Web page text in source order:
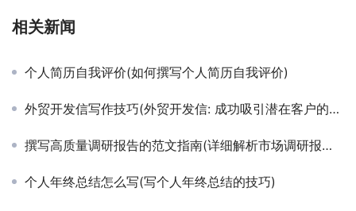
相关新闻
个人简历自我评价(如何撰写个人简历自我评价)
外贸开发信写作技巧(外贸开发信: 成功吸引潜在客户的秘诀)
撰写高质量调研报告的范文指南(详细解析市场调研报告撰写技巧与范例)
个人年终总结怎么写(写个人年终总结的技巧)